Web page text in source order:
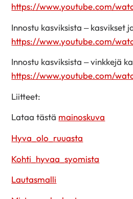
https://www.youtube.com/
Innostu kasviksista – kasvikset
https://www.youtube.com/
Innostu kasviksista – vinkkejä
https://www.youtube.com/
Liitteet:
Lataa tästä mainoskuva
Hyva_olo_ruuasta
Kohti_hyvaa_syomista
Lautasmalli